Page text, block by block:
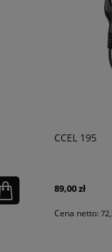
CCEL 195
89,00 zł
Cena netto: